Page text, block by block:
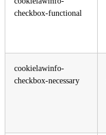
checkbox-functional
cookielawinfo-
checkbox-necessary